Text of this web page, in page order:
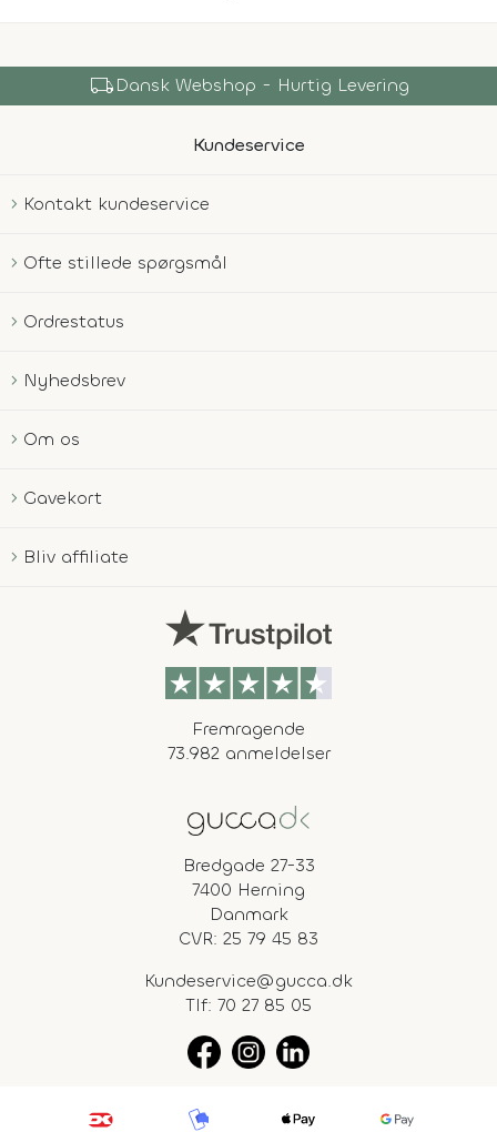
local_shippingDansk Webshop - Hurtig Levering
Kundeservice
Kontakt kundeservice
Ofte stillede spørgsmål
Ordrestatus
Nyhedsbrev
Om os
Gavekort
Bliv affiliate
Fremragende
73.982 anmeldelser
Bredgade 27-33
7400 Herning
Danmark
CVR: 25 79 45 83
Kundeservice@gucca.dk
Tlf: 70 27 85 05